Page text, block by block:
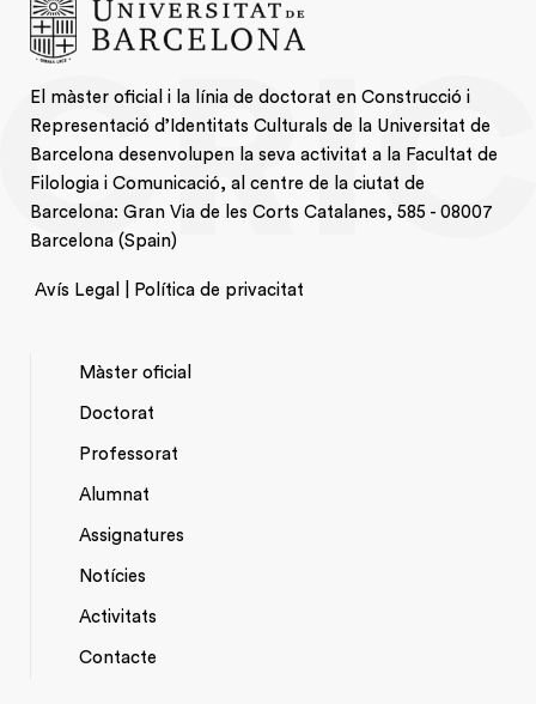
El màster oficial i la línia de doctorat en Construcció i
Representació d’Identitats Culturals de la Universitat de
Barcelona desenvolupen la seva activitat a la Facultat de
Filologia i Comunicació, al centre de la ciutat de
Barcelona: Gran Via de les Corts Catalanes, 585 - 08007
Barcelona (Spain)
Avís Legal | Política de privacitat
PRINCIPAL
Màster oficial
Doctorat
Professorat
Alumnat
Assignatures
MENU
Notícies
Activitats
Contacte